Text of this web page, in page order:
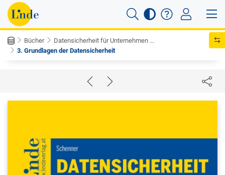
Bücher
Datensicherheit für Unternehmen ...
3. Grundlagen der Datensicherheit